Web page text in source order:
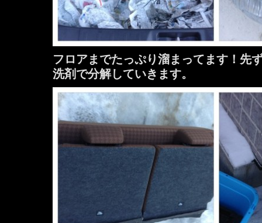
フロアまでたっぷり溜まってます！先
洗剤で分解していきます。